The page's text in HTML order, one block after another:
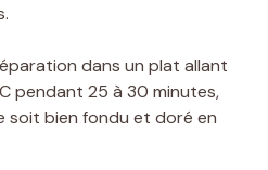
dans un plat allant
pendant 25 à 30 minutes,
soit bien fondu et doré en